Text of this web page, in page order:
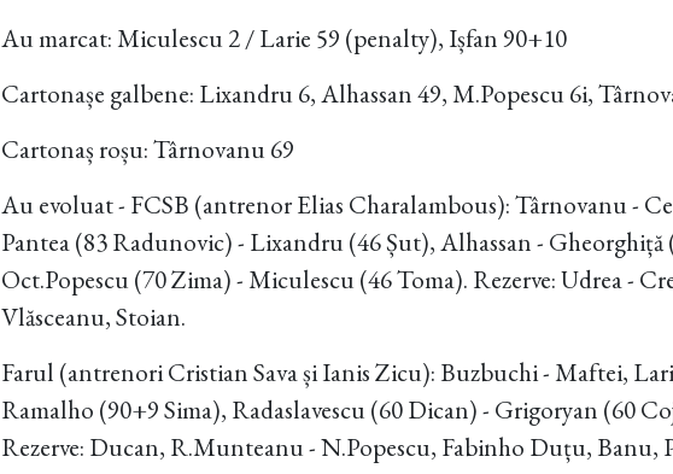
Au marcat: Miculescu 2 / Larie 59 (penalty), Ișfan 90+10
Cartonașe galbene: Lixandru 6, Alhassan 49, M.Popescu 6i,
Cartonaș roșu: Târnovanu 69
Au evoluat - FCSB (antrenor Elias Charalambous): Târnovanu -
Pantea (83 Radunovic) - Lixandru (46 Șut), Alhassan - Gheorghiță
Oct.Popescu (70 Zima) - Miculescu (46 Toma). Rezerve: Udrea -
Vlăsceanu, Stoian.
Farul (antrenori Cristian Sava și Ianis Zicu): Buzbuchi - Maftei,
Ramalho (90+9 Sima), Radaslavescu (60 Dican) - Grigoryan (60
Rezerve: Ducan, R.Munteanu - N.Popescu, Fabinho Duțu, Banu,